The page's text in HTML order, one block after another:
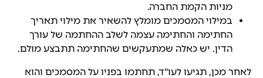
מניות הקמת החברה.
במילוי המסמכים מומלץ להשאיר את מילוי תאריך
החתימה והחתימה עצמה לשלב ההחתמה של עורך
הדין. יש כאלה שמתעקשים שהחתימה תתבצע מולם.
לאחר מכן, תגיעו לעו"ד, תחתמו בפניו על המסמכים והוא